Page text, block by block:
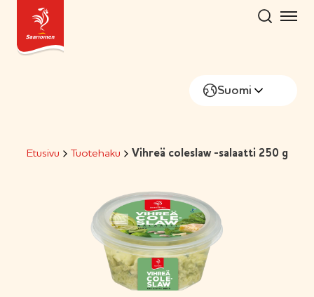
Hyppää
sisältöön
Suomi
Etusivu Tuotehaku Vihreä coleslaw -salaatti 250 g